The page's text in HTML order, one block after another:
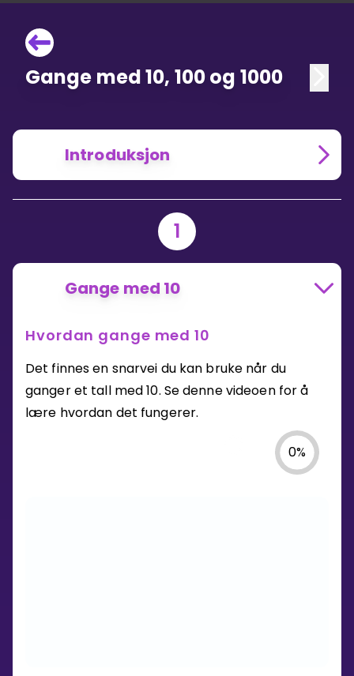
Gange med 10, 100 og 1000
Introduksjon
1
Gange med 10
Hvordan gange med 10
Det finnes en snarvei du kan bruke når du
ganger et tall med 10. Se denne videoen for å
lære hvordan det fungerer.
0%